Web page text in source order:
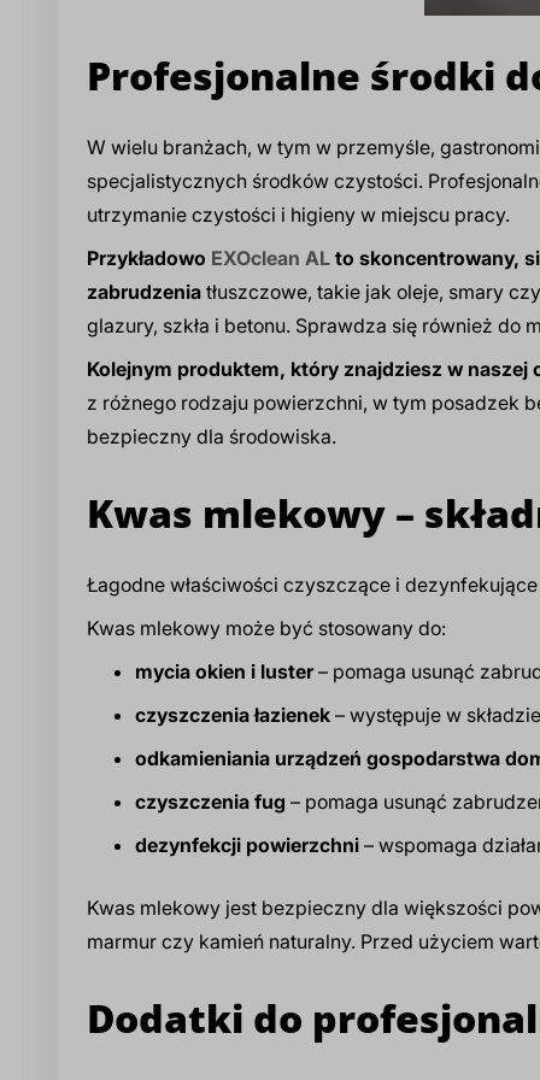
Profesjonalne środki
W wielu branżach, w tym w przemyśle,
specjalistycznych środków czystości.
utrzymanie czystości i higieny w miejscu pracy.
Przykładowo EXOclean AL to skoncentrowany,
zabrudzenia tłuszczowe, takie jak oleje, smary
glazury, szkła i betonu. Sprawdza się również do
Kolejnym produktem, który znajdziesz w naszej
z różnego rodzaju powierzchni, w tym posadzek
bezpieczny dla środowiska.
Kwas mlekowy –
Łagodne właściwości czyszczące i dezynfekujące
Kwas mlekowy może być stosowany do:
mycia okien i luster– pomaga usunąć
czyszczenia łazienek – występuje w
odkamieniania urządzeń gospodarstwa
czyszczenia fug – pomaga usunąć
dezynfekcji powierzchni – wspomaga
Kwas mlekowy jest bezpieczny dla większości
marmur czy kamień naturalny. Przed użyciem
Dodatki do